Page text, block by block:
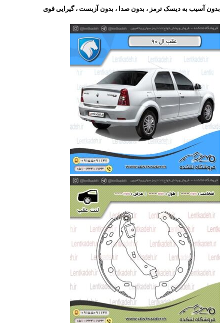
بدون آسیب به دیسک ترمز ، بدون صدا ، بدون آزبست ، گیرایی قوی​